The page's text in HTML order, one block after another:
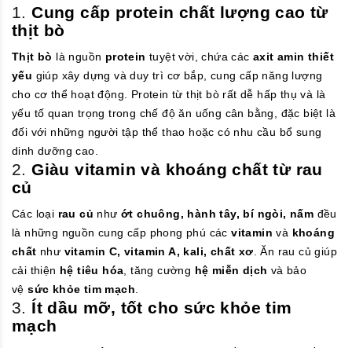
1.Cung cấp protein chất lượng cao từ
thịt bò
Thịt bò là nguồn protein tuyệt vời, chứa cácaxit amin thiết
yếu giúp xây dựng và duy trì cơ bắp, cung cấp năng lượng
cho cơ thể hoạt động. Protein từ thịt bò rất dễ hấp thụ và là
yếu tố quan trọng trong chế độ ăn uống cân bằng, đặc biệt là
đối với những người tập thể thao hoặc có nhu cầu bổ sung
dinh dưỡng cao.
2.Giàu vitamin và khoáng chất từ rau
củ
Các loại rau củ nhướt chuông, hành tây, bí ngòi, nấm đều
là những nguồn cung cấp phong phú cácvitamin và khoáng
chất như vitamin C, vitamin A, kali, chất xơ . Ăn rau củ giúp
cải thiện hệ tiêu hóa , tăng cường hệ miễn dịch và bảo
vệsức khỏe tim mạch
3. Ít dầu mỡ, tốt cho sức khỏe tim
mạch